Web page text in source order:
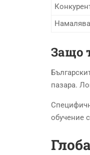
Защо
пазара.
обучение